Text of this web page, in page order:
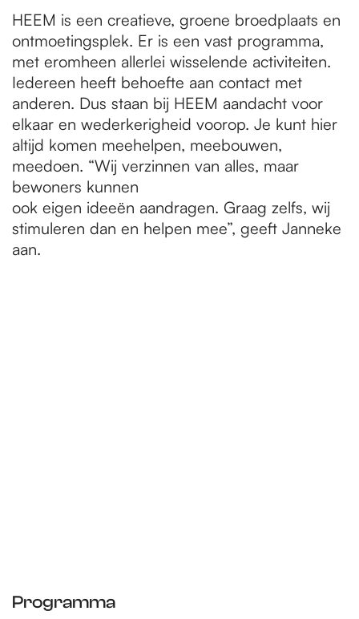
HEEM is een creatieve, groene broedplaats en
ontmoetingsplek. Er is een vast programma,
met eromheen allerlei wisselende activiteiten.
Iedereen heeft behoefte aan contact met
anderen. Dus staan bij HEEM aandacht voor
elkaar en wederkerigheid voorop. Je kunt hier
altijd komen meehelpen, meebouwen,
meedoen. “Wij verzinnen van alles, maar
bewoners kunnen
ook eigen ideeën aandragen. Graag zelfs, wij
stimuleren dan en helpen mee”, geeft Janneke
aan.
Programma